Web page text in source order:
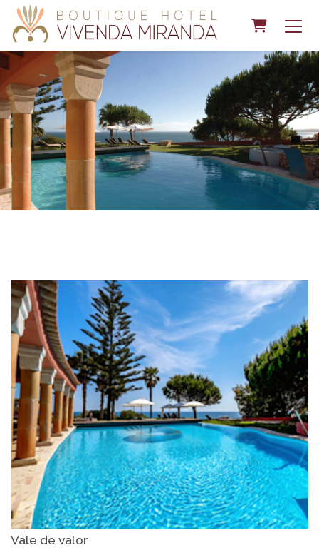
Carrinho
Vale de valor